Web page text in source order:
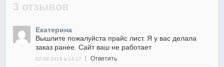
3 отзывов
Екатерина
Вышлите пожалуйста прайс лист. Я у вас делала
заказ ранее. Сайт ваш не работает
02.08.2019 в 14:17 Ответить